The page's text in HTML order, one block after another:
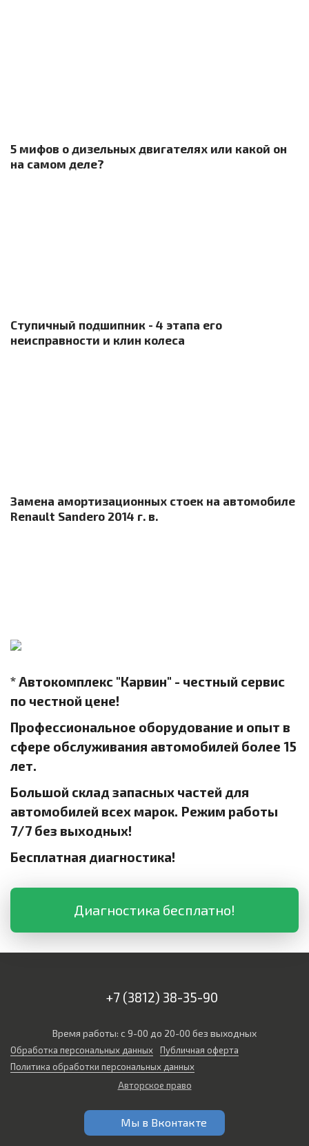
5 мифов о дизельных двигателях или какой он
на самом деле?
Ступичный подшипник - 4 этапа его
неисправности и клин колеса
Замена амортизационных стоек на автомобиле
Renault Sandero 2014 г. в.
* Автокомплекс "Карвин" - честный сервис
по честной цене!
Профессиональное оборудование и опыт в
сфере обслуживания автомобилей более 15
лет.
Большой склад запасных частей для
автомобилей всех марок. Режим работы
7/7 без выходных!
Бесплатная диагностика!
Диагностика бесплатно!
+7 (3812) 38-35-90
Время работы: с 9-00 до 20-00 без выходных
Обработка персональных данных
Публичная оферта
Политика обработки персональных данных
Авторское право
Мы в Вконтакте